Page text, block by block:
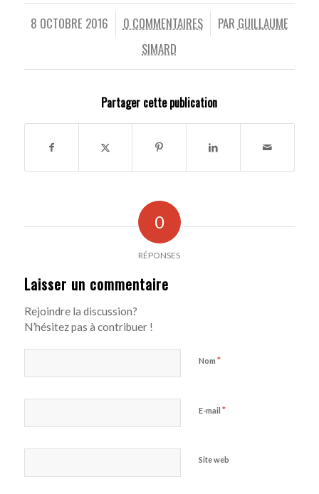
8 OCTOBRE 2016
/ 0 COMMENTAIRES
/ PAR GUILLAUME
SIMARD
Partager cette publication
0
RÉPONSES
Laisser un commentaire
Rejoindre la discussion?
N’hésitez pas à contribuer !
Nom *
E-mail *
Site web